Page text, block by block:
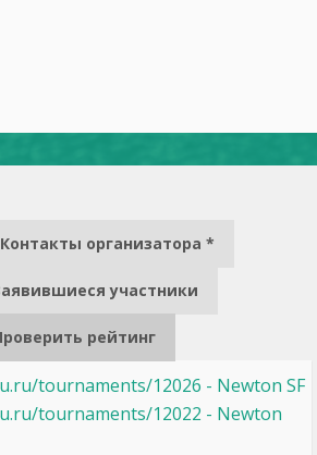
Контакты организатора *
участники
рейтинг
tournaments/12026 - Newton SF
tournaments/12022 - Newton